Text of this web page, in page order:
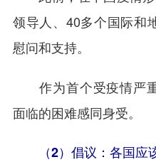
领导人、40多个国际和
慰问和支持。
作为首个受疫情严重
面临的困难感同身受。
（2）倡议：各国应